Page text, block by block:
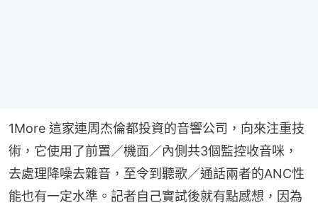
1More 這家連周杰倫都投資的音響公司，向來注重技
術，它使用了前置／機面／內側共3個監控收音咪，
去處理降噪去雜音，至令到聽歌／通話兩者的ANC性
能也有一定水準。記者自己實試後就有點感想，因為